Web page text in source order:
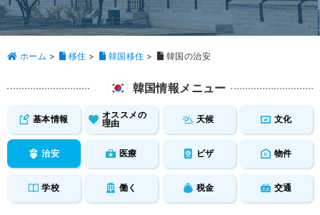
ホーム > 移住 > 韓国移住 > 韓国の治安
韓国情報メニュー
基本情報 オススメの
理由 天候 文化
治安 医療 ビザ 物件
学校 働く 税金 交通